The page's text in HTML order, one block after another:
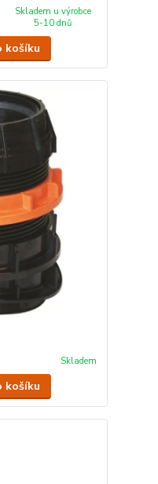
Skladem u výrobce
5-10 dnů
košíku
Skladem
košíku